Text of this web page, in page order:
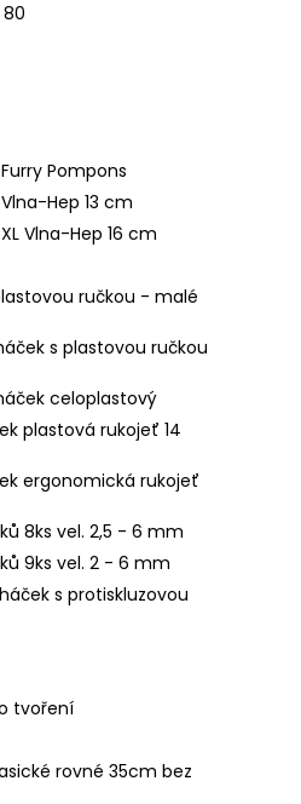
Pompons
Hep 13 cm
Vlna-Hep 16 cm
ručkou - malé
s plastovou ručkou
celoplastový
plastová rukojeť 14
ergonomická rukojeť
8ks vel. 2,5 - 6 mm
9ks vel. 2 - 6 mm
s protiskluzovou
tvoření
rovné 35cm bez